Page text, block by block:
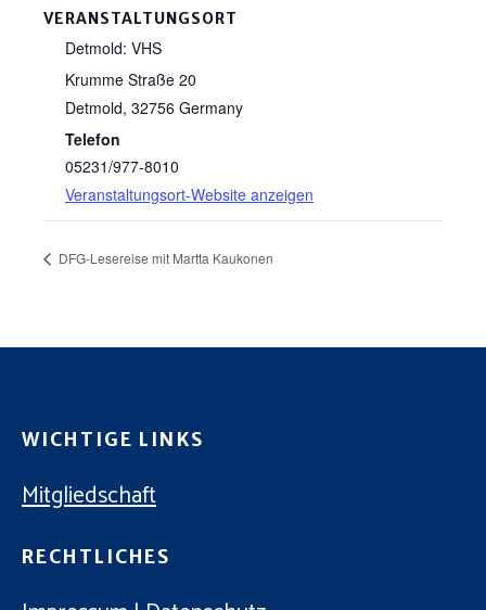
VERANSTALTUNGSORT
Detmold: VHS
Krumme Straße 20
Detmold, 32756 Germany
Telefon
05231/977-8010
Veranstaltungsort-Website anzeigen
DFG-Lesereise mit Martta Kaukonen
WICHTIGE LINKS
Mitgliedschaft
RECHTLICHES